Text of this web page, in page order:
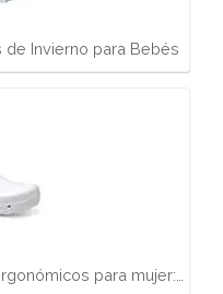
Invierno para Bebés
para mujer:…